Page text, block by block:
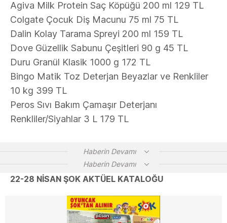
Agiva Milk Protein Saç Köpüğü 200 ml 129 TL
Colgate Çocuk Diş Macunu 75 ml 75 TL
Dalin Kolay Tarama Spreyi 200 ml 159 TL
Dove Güzellik Sabunu Çeşitleri 90 g 45 TL
Duru Granül Klasik 1000 g 172 TL
Bingo Matik Toz Deterjan Beyazlar ve Renkliler
10 kg 399 TL
Peros Sıvı Bakım Çamaşır Deterjanı
Renkliler/Siyahlar 3 L 179 TL
Haberin Devamı
Haberin Devamı
22-28 NİSAN ŞOK AKTÜEL KATALOĞU